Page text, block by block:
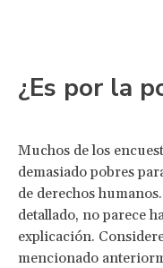
¿Es por la
Muchos de los
demasiado pobres
de derechos
detallado, no parece
explicación.
mencionado